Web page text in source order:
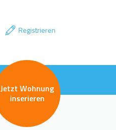
Registrieren
Jetzt Wohnung
inserieren